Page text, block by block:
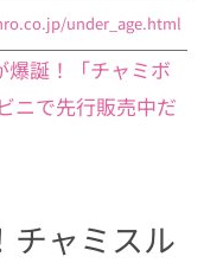
under_age.html
爆誕！「チャミボ
ニで先行販売中だ
チャミスル